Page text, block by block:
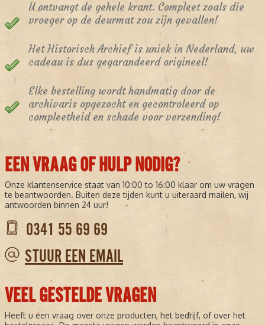
U ontvangt de gehele krant. Compleet zoals die
vroeger op de deurmat zou zijn gevallen!
Het Historisch Archief is uniek in Nederland, uw
cadeau is dus gegarandeerd origineel!
Elke bestelling wordt handmatig door de
archivaris opgezocht en gecontroleerd op
compleetheid en schade voor verzending!
EEN VRAAG OF HULP NODIG?
Onze klantenservice staat van 10:00 to 16:00 klaar om uw vragen
te beantwoorden. Buiten deze tijden kunt u uiteraard mailen, wij
antwoorden binnen 24 uur!
0341 55 69 69
STUUR EEN EMAIL
VEEL GESTELDE VRAGEN
Heeft u een vraag over onze producten, het bedrijf, of over het